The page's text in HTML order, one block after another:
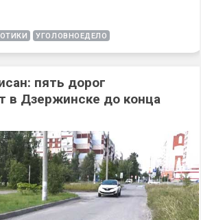
УГОЛОВНОЕДЕЛО
пять дорог
в Дзержинске до конца